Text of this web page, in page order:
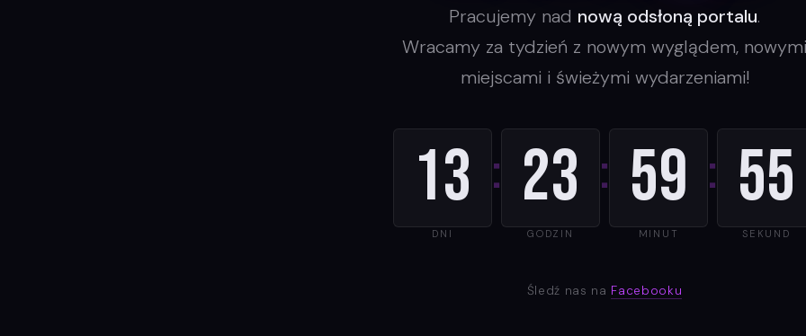
Pracujemy nad nową odsłoną portalu.
Wracamy za tydzień z nowym wyglądem, nowymi
miejscami i świeżymi wydarzeniami!
13
DNI
: 23
GODZIN
: 59
MINUT
: 55
SEKUND
Śledź nas na Facebooku